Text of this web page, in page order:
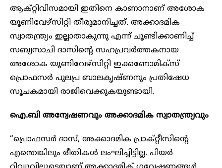
ആക്റ്റിവിസമായി ഇതിനെ കാണാനാണ് അശോക
യൂണിവേഴ്‌സിറ്റി തീരുമാനിച്ചത്. അക്കാദമിക
സ്വാതന്ത്ര്യം ഇല്ലാതാകുന്നു എന്ന് ചൂണ്ടിക്കാണിച്ച്
സബ്യസാചി ദാസിന്റെ സഹപ്രവർത്തകനായ
അശോക യൂണിവേഴ്‌സിറ്റി ഇക്കണോമിക്‌സ്
പ്രൊഫസർ പുലപ്ര ബാലകൃഷ്ണനും പ്രതിഷേധ
സൂചകമായി രാജിവെക്കുകയുണ്ടായി.
ഐ.ബി അന്വേഷണവും അക്കാദമിക സ്വാതന്ത്ര്യവും
“പ്രൊഫസർ ദാസ്, അക്കാദമിക പ്രാക്റ്റീസിന്റെ
എന്തെങ്കിലും രീതികൾ ലംഘിച്ചിട്ടില്ല. പിയർ